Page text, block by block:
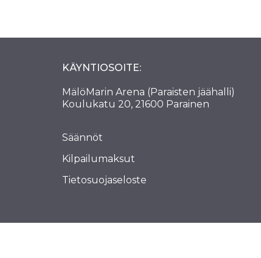
KÄYNTIOSOITE:
MälöMarin Arena (Paraisten jäähalli)
Koulukatu 20, 21600 Parainen
Säännöt
Kilpailumaksut
Tietosuojaseloste